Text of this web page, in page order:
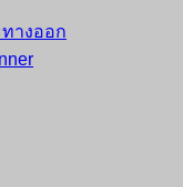
างออก